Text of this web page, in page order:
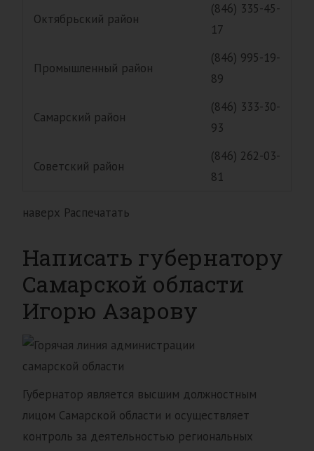
Октябрьский район
(846) 335-45-
17
Промышленный район
(846) 995-19-
89
Самарский район
(846) 333-30-
93
Советский район
(846) 262-03-
81
наверх Распечатать
Написать губернатору
Самарской области
Игорю Азарову
Губернатор является высшим должностным
лицом Самарской области и осуществляет
контроль за деятельностью региональных